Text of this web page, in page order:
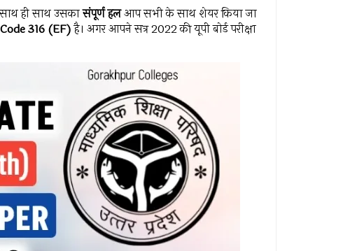
साथ ही साथ उसकासंपूर्ण हलआप सभी के साथ शेयर किया जा
316 (EF)है। अगर आपने सत्र 2022 की यूपी बोर्ड परीक्षा